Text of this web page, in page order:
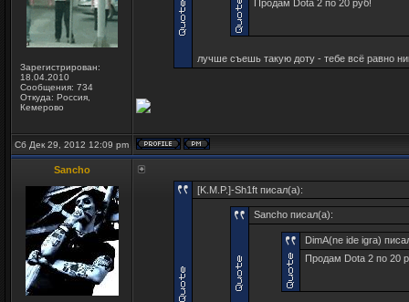
Зарегистрирован:
18.04.2010
Сообщения: 734
Откуда: Россия,
Кемерово
Продам Dota 2 по 20 руб!
лучше съешь такую доту - тебе всё равно
Сб Дек 29, 2012 12:09 pm
Sancho
[K.M.P.]-Sh1ft писал(а):
Sancho писал(а):
DimA(ne ide igra)
Продам Dota 2 по 20